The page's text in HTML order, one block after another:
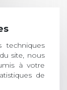
:
EN
techniques
site, nous
à votre
de